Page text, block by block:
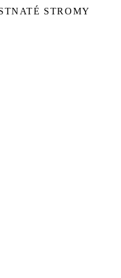
STROMY